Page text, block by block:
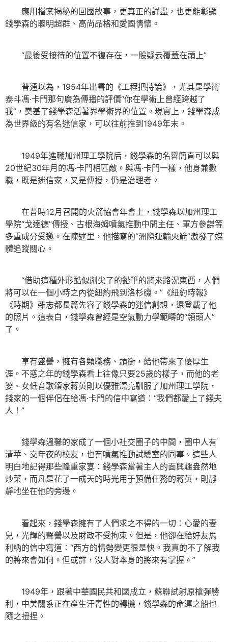
應用檔案揭秘的回國故事，更真正的詳盡，也更能彰顯
錢學森的聰明超群、高尚品格和愛國情懷。
“最後受接待的位置不復存在，一股疑云覆蓋在頭上”
普通以為，1954年出書的《工程把持論》，尤其是學術
泰斗馮·卡門那句廣為傳播的評價“你在學術上曾經跨越了
我”，奠基了錢學森活著界學術界的位置。現實上，錢學森成
為世界級的有名迷信家，可以往前推到1949年末。
1949年進職加州理工學院后，錢學森的名譽簡直可以與
20世紀30年月的馮·卡門相匹敵。與馮·卡門一樣，他身兼數
職，既是迷信家，又是傳授，仍是治理者。
在昔時12月召開的火箭協會年會上，錢學森以加州理工
學院“戈達德”傳授、古根海姆噴氣推動中間主任、軍方參謀等
多重成分受邀。在陳述里，他描寫的“洲際運輸火箭”激發了媒
體追蹤關心。
“借助這種外形酷似削尖了的鉛筆的將來路況東西，人們
將可以在一個小時之內從紐約飛到洛杉磯。”《紐約時報》
《時期》雜志都長篇先容了錢學森的迷信創想，還登載了他
的照片。這表白，錢學森曾經是空氣動力學範疇的“領頭人”
了。
享有盛譽，擁有各類職務、頭銜，給他帶來了優厚生
涯。不惑之年的錢學森看上往像只要25歲的樣子，而他的老
婆、女低音歌頌家蔣英則以優雅漂亮馴服了加州理工學院，
錢家的一個伴侶在給馮·卡門的信中寫道：“我們都愛上了錢夫
人！”
錢學森溫馨的家成了一個小社交圈子的中間，圈中人有
清華、交年夜的校友，也有噴氣推動試驗室的同事。這些人
明白地記得那些隆重家宴：錢學森當著主人的面興趣盎然地
炒菜，而凡是花了一成天的時光用于預備任務的蔣英，則靜
靜地坐在他的旁邊。
看起來，錢學森擁有了人們求之不得的一切：心愛的妻
兒，光輝的聲譽以及財政不受拘束。但是，他卻在給好友馬
利納的信中寫道：“西方的情勢變更很是快。我真的不了解我
的將來會如何。但或許，沒人對本身的將來有掌握。”
1949年，跟著中華國民共和國成立，蘇聯試射原槍彈勝
利，中美關系正在產生汗青性的轉機，錢學森的命運之船也
隨之扭捏。